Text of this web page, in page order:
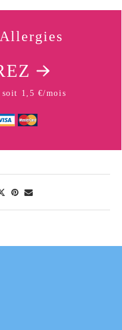
1,5 €/mois